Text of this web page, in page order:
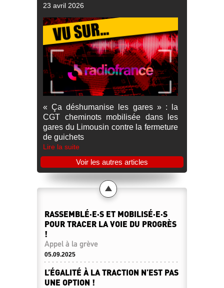
23 avril 2026
« Ça déshumanise les gares » : la
CGT cheminots mobilisée dans les
gares du Limousin contre la fermeture
de guichets
Lire la suite
Voir les autres articles
RASSEMBLÉ·E·S ET MOBILISÉ·E·S
POUR TRACER LA VOIE DU PROGRÈS
!
Appel à la grève
05.09.2025
L’ÉGALITÉ À LA TRACTION N’EST PAS
UNE OPTION !